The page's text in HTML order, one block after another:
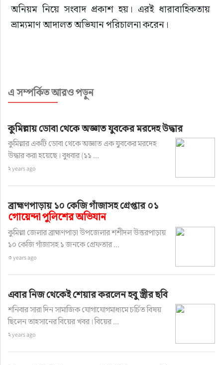
অনিয়ম নিয়ে সংবাদ প্রকাশ হয়। এরই ধারাবাহিকতায়
ভ্রাম্যমাণ আদালত অভিযান পরিচালনা করেন।
এ সম্পর্কিত আরও পড়ুন
কুমিল্লায় ডোবা থেকে অজ্ঞাত যুবকের মরদেহ উদ্ধার
কুমিল্লার একটি ডোবা থেকে অজ্ঞাত এক যুবকের মরদেহ
উদ্ধার করা হয়েছে। বুধবার (১১ ...
২ years ago
ব্রাহ্মণপাড়ায় ১০ কেজি গাঁজাসহ গ্রেপ্তার ০১
গোয়েন্দা পুলিশের অভিযান
কুমিল্লা জেলার ব্রাহ্মণপাড়া উপজেলার শশীদল উত্তরপাড়ায়
১০ কেজি গাঁজাসহ ১ জনকে গ্রেফতার ...
৩ years ago
এবার নিজ থেকেই শেয়ার করলেন হবু স্ত্রীর ছবি
শনিবার সারা দিন সামাজিক যোগাযোগমাধ্যমে চর্চিত বিষয়
ছিলেন তাহসানের বিয়ের খবর। বিয়ের ...
২ years ago